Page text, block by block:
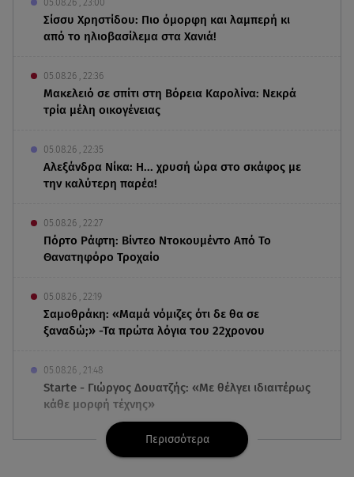
05.08.26 , 23:00
Σίσσυ Χρηστίδου: Πιο όμορφη και λαμπερή κι
από το ηλιοβασίλεμα στα Χανιά!
05.08.26 , 22:36
Μακελειό σε σπίτι στη Βόρεια Καρολίνα: Νεκρά
τρία μέλη οικογένειας
05.08.26 , 22:35
Αλεξάνδρα Νίκα: Η... χρυσή ώρα στο σκάφος με
την καλύτερη παρέα!
05.08.26 , 22:27
Πόρτο Ράφτη: Bίντεο Ντοκουμέντο Από Το
Θανατηφόρο Τροχαίο
05.08.26 , 22:19
Σαμοθράκη: «Μαμά νόμιζες ότι δε θα σε
ξαναδώ;» -Τα πρώτα λόγια του 22χρονου
05.08.26 , 21:48
Starte - Γιώργος Δουατζής: «Με θέλγει ιδιαιτέρως
κάθε μορφή τέχνης»
«Στην κόψη του ξυραφιού» οι συνομιλίες ΗΠΑ –
Περισσότερα